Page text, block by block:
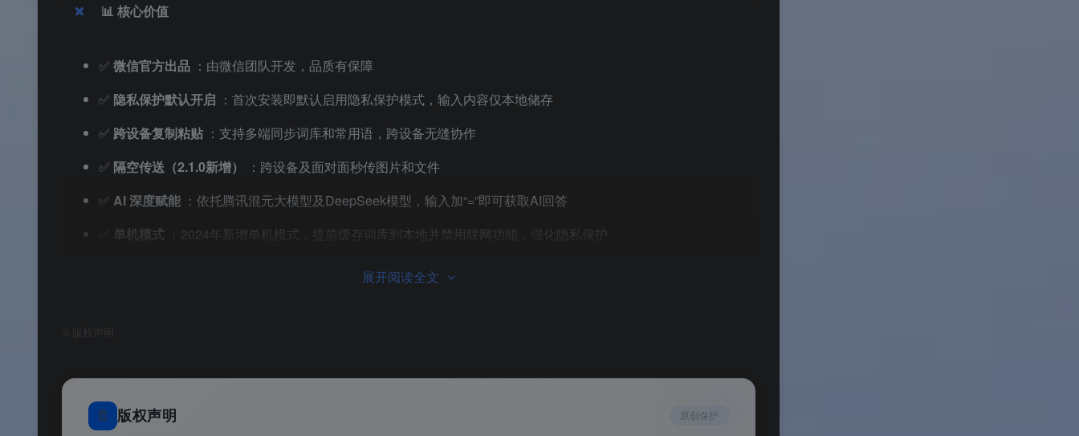
📊 核心价值
✅ 微信官方出品 ：由微信团队开发，品质有保障
✅ 隐私保护默认开启 ：首次安装即默认启用隐私保护模式，输入内容仅本地储存
✅ 跨设备复制粘贴 ：支持多端同步词库和常用语，跨设备无缝协作
✅ 隔空传送（2.1.0新增）
：跨设备及面对面秒传图片和文件
✅ AI 深度赋能 ：依托腾讯混元大模型及DeepSeek模型，输入加“=”即可获取AI回答
单机模式 ：2024年新增单机模式，提前缓存词库到本地并禁用联网功能，强化隐私保护
软件功能
⚙️ 软件功能
软件特色
展开阅读全文
版权声明
📄 版权声明 原创保护